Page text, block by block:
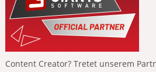
Content Creator? Tretet unserem